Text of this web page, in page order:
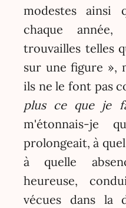
modestes ainsi
chaque
trouvailles telles
sur une figure »,
ils ne le font pas
plus ce que je
m'étonnais-je
prolongeait, à
à quelle
heureuse,
vécues dans la